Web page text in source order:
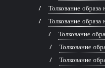
Толкование
Толкование
Толкование
Толкование
Толкование